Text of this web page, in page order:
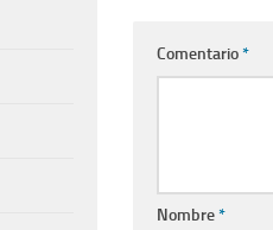
Comentario*
Nombre*